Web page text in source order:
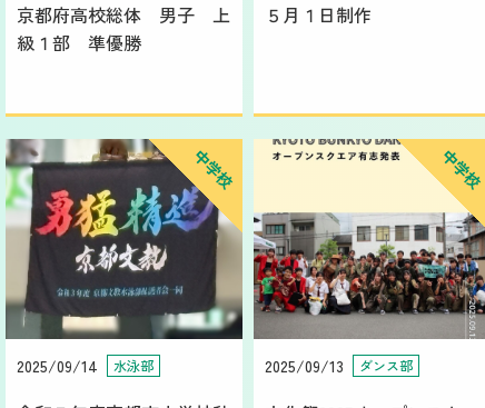
京都府高校総体 男子 上
級１部 準優勝
５月１日制作
中学校
2025/09/14 水泳部
中学校
2025/09/13 ダンス部